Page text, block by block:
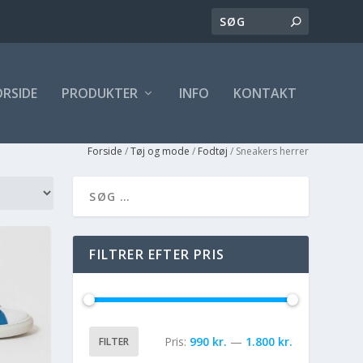
PRODUKTER INFO KONTAKT
Forside /Tøj og mode / Fodtøj / Sneakers herrer
FILTRER EFTER PRIS
FILTER Pris: 990 kr. — 1.800 kr.